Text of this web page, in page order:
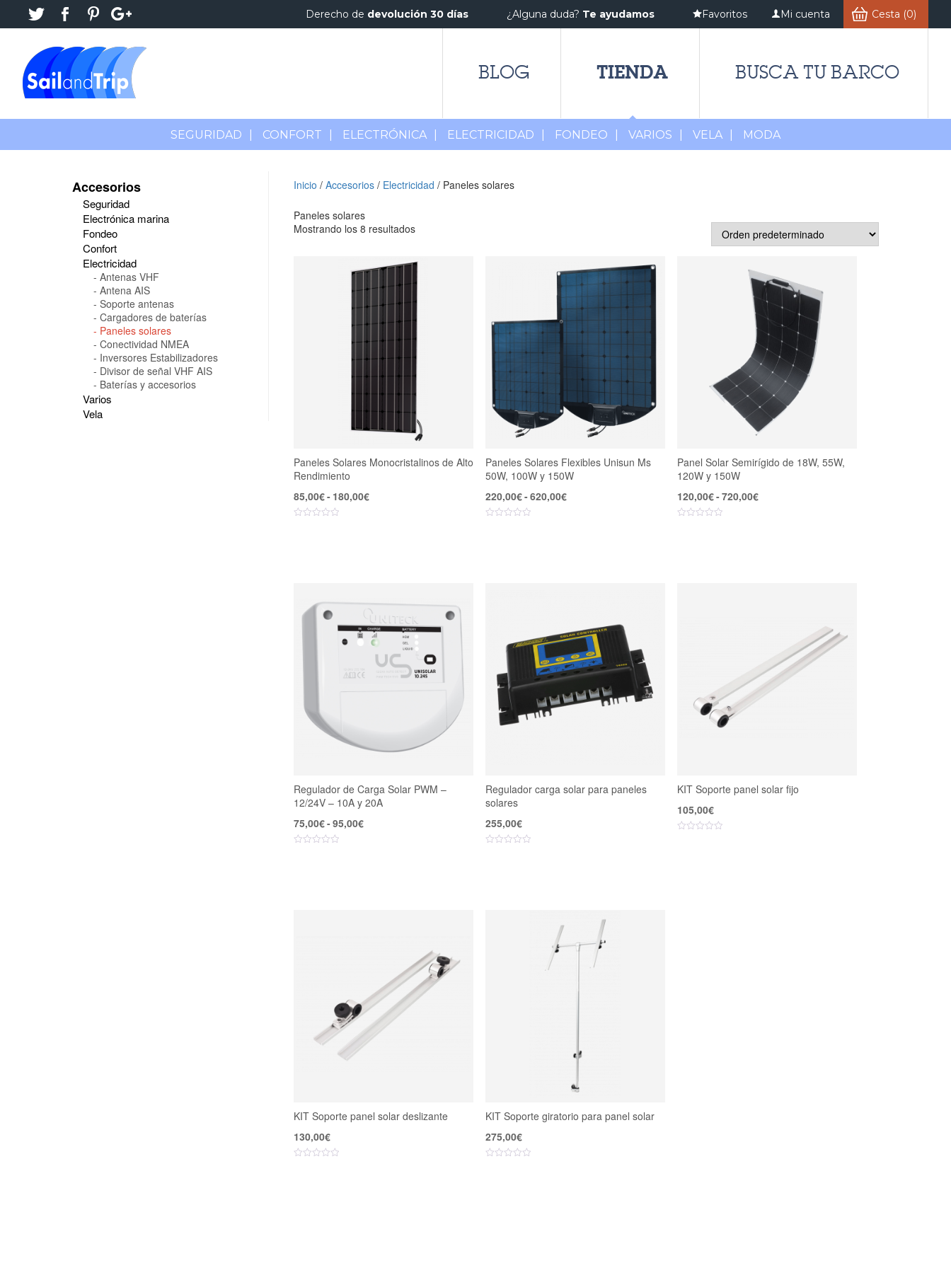
Derecho de devolución 30 días ¿Alguna duda? Te ayudamos Favoritos Mi cuenta Cesta (0)
BLOG TIENDA BUSCA TU BARCO
SEGURIDAD CONFORT ELECTRÓNICA ELECTRICIDAD FONDEO VARIOS VELA MODA
Inicio / Accesorios/ Electricidad / Paneles solares
Paneles solares
Mostrando los 8 resultados
Paneles Solares Monocristalinos de Alto
Rendimiento
85,00€- 180,00€Rango
Paneles Solares Flexibles Unisun Ms
50W, 100W y 150W
220,00€-620,00€Rango
Panel Solar Semirígido de 18W, 55W,
120W y 150W
120,00€-720,00€Rango
Regulador de Carga Solar PWM –
12/24V – 10A y 20A
75,00€-95,00€Rango
Regulador carga solar para paneles
solares
255,00€
KIT Soporte panel solar fijo
105,00€
KIT Soporte panel solar deslizante
130,00€
KIT Soporte giratorio para panel solar
275,00€
Accesorios
Seguridad
Electrónica marina
Fondeo
Confort
Electricidad
Antenas VHF
Antena AIS
Soporte antenas
Cargadores de baterías
Paneles solares
Conectividad NMEA
Inversores Estabilizadores
Divisor de señal VHF AIS
Baterías y accesorios
Varios
Vela